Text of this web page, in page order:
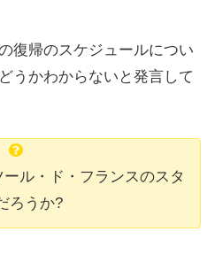
復帰のスケジュールについ
うかわからないと発言して
ル・ド・フランスのスタ
ろうか?